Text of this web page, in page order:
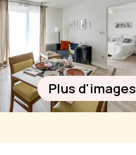
Plus d'images